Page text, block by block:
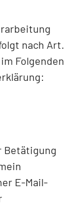
nach Art.
Folgenden
Betätigung
E-Mail-